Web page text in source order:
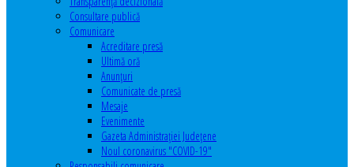
Consultare publică
Comunicare
Acreditare presă
Ultimă oră
Anunţuri
Comunicate de presă
Mesaje
Evenimente
Gazeta Administraţiei Judeţene
Noul coronavirus "COVID-19"